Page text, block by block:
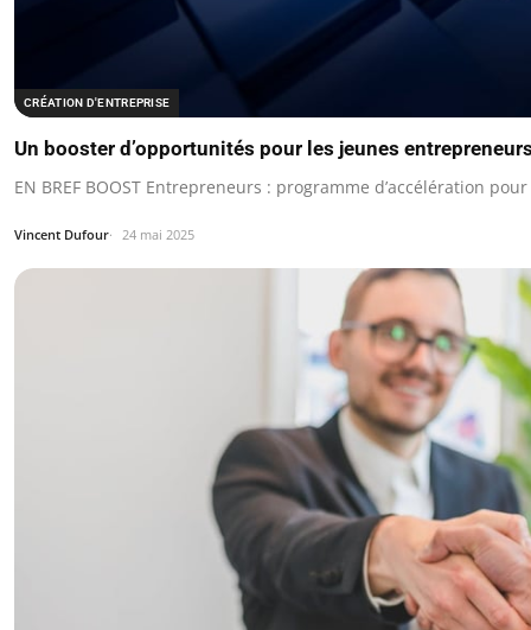
CRÉATION D'ENTREPRISE
Un booster d’opportunités pour les jeunes
EN BREF BOOST Entrepreneurs : programme d’accélération
Vincent Dufour 24 mai 2025